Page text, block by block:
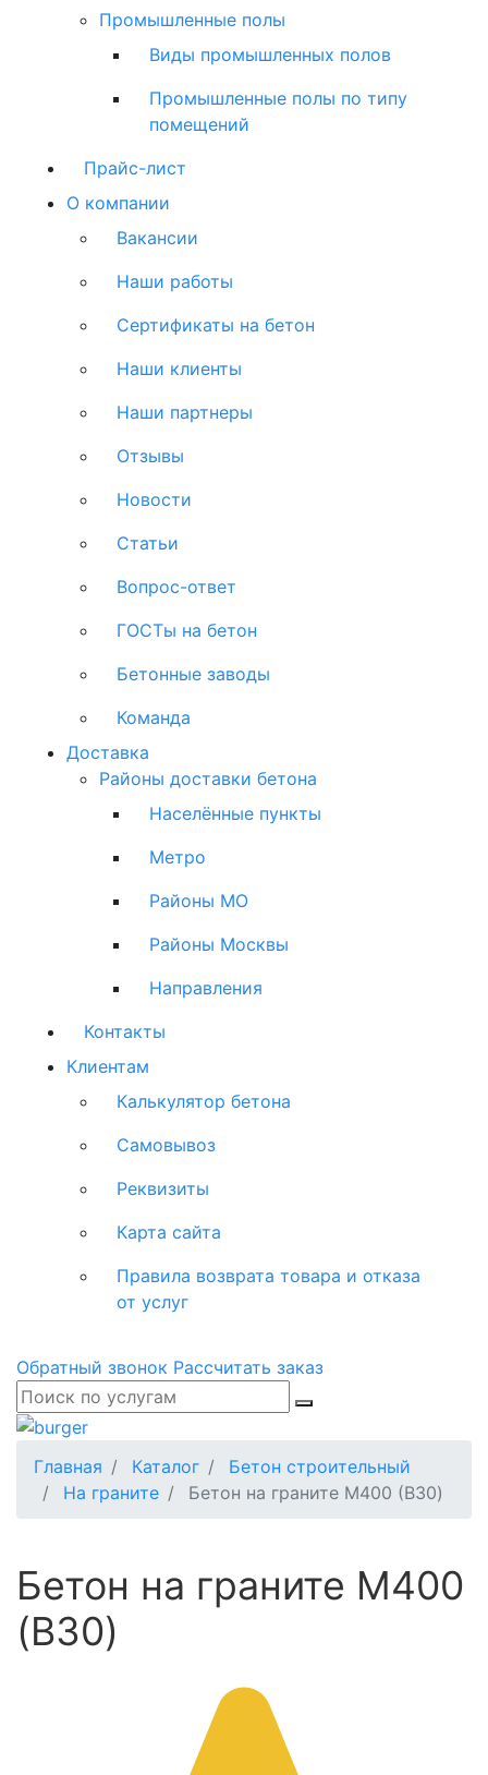
Промышленные полы
Виды промышленных полов
Промышленные полы по типу
помещений
Прайс-лист
О компании
Вакансии
Наши работы
Сертификаты на бетон
Наши клиенты
Наши партнеры
Отзывы
Новости
Статьи
Вопрос-ответ
ГОСТы на бетон
Бетонные заводы
Команда
Доставка
Районы доставки бетона
Населённые пункты
Метро
Районы МО
Районы Москвы
Направления
Контакты
Клиентам
Калькулятор бетона
Самовывоз
Реквизиты
Карта сайта
Правила возврата товара и отказа
от услуг
Обратный звонок Рассчитать заказ
Главная Каталог
Бетон строительный
На граните
Бетон на граните М400 (B30)
Бетон на граните М400
(B30)